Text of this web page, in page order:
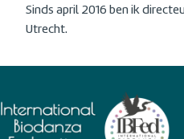
Sinds april 2016 ben ik
Utrecht.